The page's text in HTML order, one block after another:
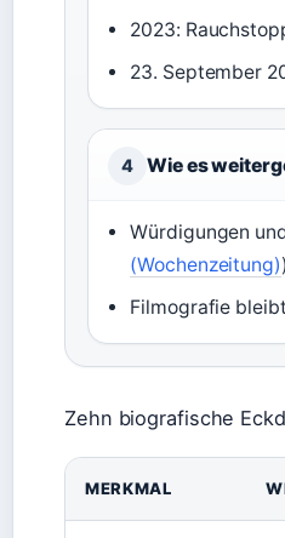
2023:
23. September
4 Wie es
Würdigungen
(Wochenzeitung))
Filmografie
Zehn biografische
MERKMAL